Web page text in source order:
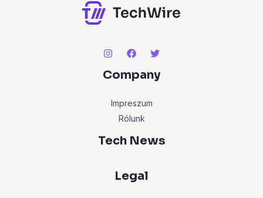
Company
Impreszum
Rólunk
Tech News
Legal